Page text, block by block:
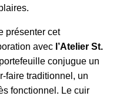
présenter cet
avec l’Atelier St.
conjugue un
faire traditionnel, un
fonctionnel. Le cuir